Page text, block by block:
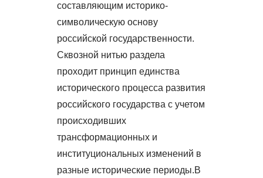
составляющим историко-
символическую основу
российской государственности.
Сквозной нитью раздела
проходит принцип единства
исторического процесса развития
российского государства с учетом
происходивших
трансформационных и
институциональных изменений в
разные исторические периоды.В